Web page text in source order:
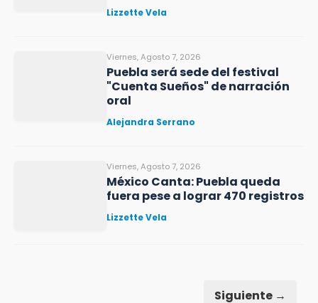
Lizzette Vela
Viernes, Agosto 7, 2026
Puebla será sede del festival
"Cuenta Sueños" de narración
oral
Alejandra Serrano
Viernes, Agosto 7, 2026
México Canta: Puebla queda
fuera pese a lograr 470 registros
Lizzette Vela
Siguiente →